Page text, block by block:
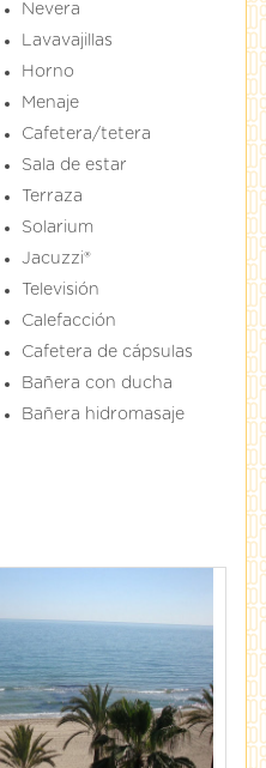
Nevera
Lavavajillas
Horno
Menaje
Cafetera/tetera
Sala de estar
Terraza
Solarium
Jacuzzi®
Televisión
Calefacción
Cafetera de cápsulas
Bañera con ducha
Bañera hidromasaje